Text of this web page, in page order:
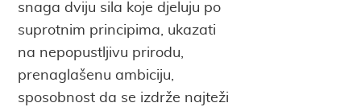
snaga dviju sila koje djeluju po
suprotnim principima, ukazati
na nepopustljivu prirodu,
prenaglašenu ambiciju,
sposobnost da se izdrže najteži